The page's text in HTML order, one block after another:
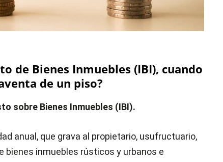
de Bienes Inmuebles (IBI), cuando
de un piso?
sobre Bienes Inmuebles (IBI).
anual, que grava al propietario, usufructuario,
bienes inmuebles rústicos y urbanos e